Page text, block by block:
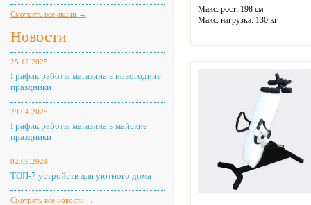
Смотреть все акции →
Новости
25.12.2025
График работы магазина в новогодние
праздники
29.04.2025
График работы магазина в майские
праздники
02.09.2024
ТОП-7 устройств для уютного дома
Смотреть все новости →
Макс. рост: 198 см
Макс. нагрузка: 130 кг